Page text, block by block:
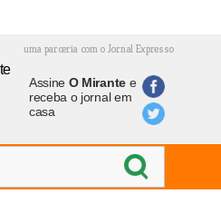
uma parceria com o Jornal Expresso
Assine O Mirantee
receba o jornal em
casa